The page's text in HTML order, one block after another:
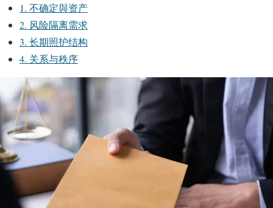
1. 不确定與资产
2. 风险隔离需求
3. 长期照护结构
4. 关系与秩序